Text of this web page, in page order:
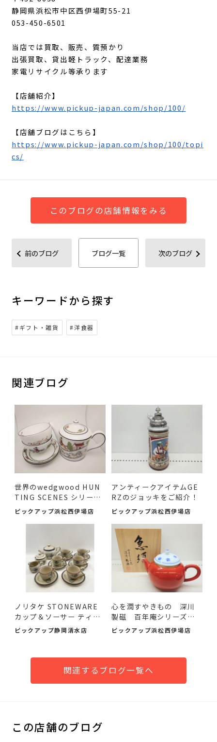
静岡県浜松市中区西伊場町55-21
053-450-6501
当店では買取、販売、質預かり
出張買取、貸出軽トラック、配達業務
家電リサイクル等承ります
【店舗紹介】
https://www.pickup-japan.com/shop/100/
【店舗ブログはこちら】
https://www.pickup-japan.com/shop/100/topi
cs/
このブログの店舗情報をみる
前のブログ ブログ一覧 次のブログ
キーワードから探す
#ギフト・雑貨 #洋食器
関連ブログ
世界のwedgwood HUN
TING SCENES シリーズ
のアイテ...
ピックアップ浜松西伊場店
アンティークアイテムGE
RZのジョッキをご紹介！
ピックアップ浜松西伊場店
ノリタケ STONEWARE
カップ＆ソーサー ティー
セッ...
ピックアップ静岡清水店
心を潤すやきもの 深川
製磁 百年庵シリーズの
急...
ピックアップ浜松西伊場店
関連するブログ一覧へ
この店舗のブログ